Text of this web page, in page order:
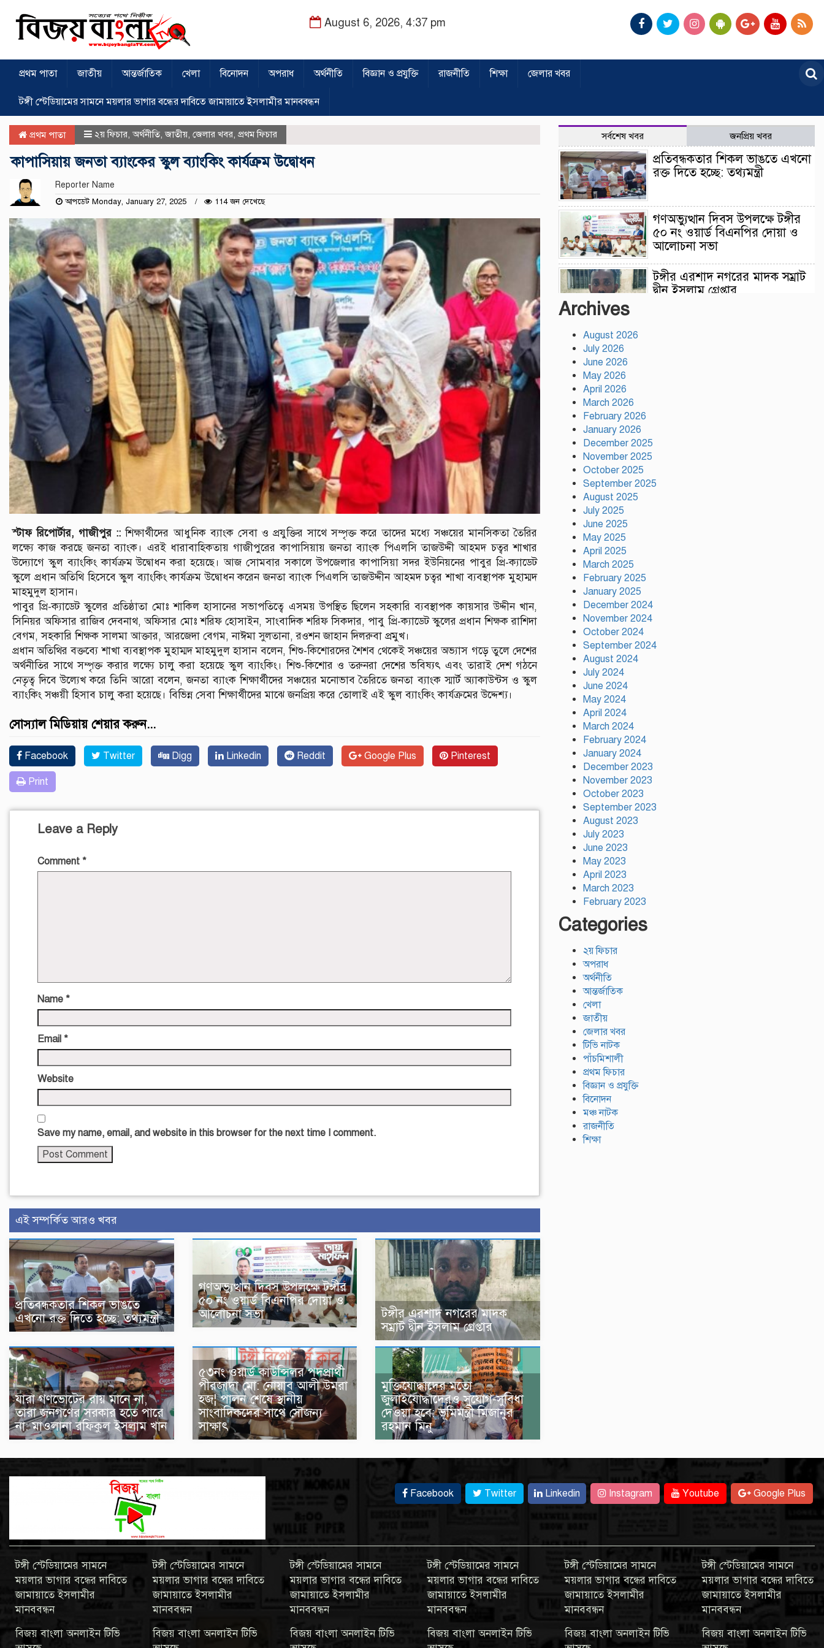
August 6, 2026, 4:37 pm
প্রথম পাতা জাতীয় আন্তর্জাতিক খেলা বিনোদন অপরাধ অর্থনীতি বিজ্ঞান ও প্রযুক্তি রাজনীতি শিক্ষা জেলার খবর
টঙ্গী স্টেডিয়ামের সামনে ময়লার ভাগার বন্ধের দাবিতে জামায়াতে ইসলামীর মানববন্ধন
প্রথম পাতা ২য় ফিচার অর্থনীতি ,জাতীয় জেলার খবর প্রথম ফিচার
কাপাসিয়ায় জনতা ব্যাংকের স্কুল ব্যাংকিং কার্যক্রম উদ্বোধন
Reporter Name
আপডেট Monday, January 27, 2025 114 জন দেখেছে
স্টাফ রিপোর্টার, গাজীপুর :: শিক্ষার্থীদের আধুনিক ব্যাংক সেবা ও প্রযুক্তির সাথে সম্পৃক্ত করে তাদের মধ্যে সঞ্চয়ের মানসিকতা তৈরির
লক্ষ্যে কাজ করছে জনতা ব্যাংক। এরই ধারাবাহিকতায় গাজীপুরের কাপাসিয়ায় জনতা ব্যাংক পিএলসি তাজউদ্দী আহমদ চত্বর শাখার
উদ্যোগে স্কুল ব্যাংকিং কার্যক্রম উদ্বোধন করা হয়েছে। আজ সোমবার সকালে উপজেলার কাপাসিয়া সদর ইউনিয়নের পাবুর প্রি-ক্যাডেট
স্কুলে প্রধান অতিথি হিসেবে স্কুল ব্যাংকিং কার্যক্রম উদ্বোধন করেন জনতা ব্যাংক পিএলসি তাজউদ্দীন আহমদ চত্বর শাখা ব্যবস্থাপক মুহাম্মদ
মাহমুদুল হাসান।
পাবুর প্রি-ক্যাডেট স্কুলের প্রতিষ্ঠাতা মোঃ শাকিল হাসানের সভাপতিত্বে এসময় উপস্থিত ছিলেন সহকারি ব্যবস্থাপক কায়সার উদ্দীন খান,
সিনিয়র অফিসার রাজিব দেবনাথ, অফিসার মোঃ শরিফ হোসাইন, সাংবাদিক শরিফ সিকদার, পাবু প্রি-ক্যাডেট স্কুলের প্রধান শিক্ষক রাশিদা
বেগম, সহকারি শিক্ষক সালমা আক্তার, আরজেদা বেগম, নাঈমা সুলতানা, রওশন জাহান দিলরুবা প্রমুখ।
প্রধান অতিথির বক্তব্যে শাখা ব্যবস্থাপক মুহাম্মদ মাহমুদুল হাসান বলেন, শিশু-কিশোরদের শৈশব থেকেই সঞ্চয়ের অভ্যাস গড়ে তুলে দেশের
অর্থনীতির সাথে সম্পৃক্ত করার লক্ষ্যে চালু করা হয়েছে স্কুল ব্যাংকিং। শিশু-কিশোর ও তরুনরা দেশের ভবিষ্যৎ এবং তারাই দেশ গঠনে
নেতৃত্ব দিবে উল্যেখ করে তিনি আরো বলেন, জনতা ব্যাংক শিক্ষার্থীদের সঞ্চয়ের মনোভাব তৈরিতে জনতা ব্যাংক স্মার্ট অ্যাকাউন্টস ও স্কুল
ব্যাংকিং সঞ্চয়ী হিসাব চালু করা হয়েছে। বিভিন্ন সেবা শিক্ষার্থীদের মাঝে জনপ্রিয় করে তোলাই এই স্কুল ব্যাংকিং কার্যক্রমের উদ্দেশ্য।
সোস্যাল মিডিয়ায় শেয়ার করুন...
Facebook Twitter Digg Linkedin Reddit Google Plus Pinterest
Print
Leave a Reply
Comment *
Name *
Email *
Website
Save my name, email, and website in this browser for the next time I comment.
এই সম্পর্কিত আরও খবর
প্রতিবন্ধকতার শিকল ভাঙতে
এখনো রক্ত দিতে হচ্ছে: তথ্যমন্ত্রী
গণঅভ্যুত্থান দিবস উপলক্ষে টঙ্গীর
৫০ নং ওয়ার্ড বিএনপির দোয়া ও
আলোচনা সভা
টঙ্গীর এরশাদ নগরের মাদক
সম্রাট দ্বীন ইসলাম গ্রেপ্তার
যারা গণভোটের রায় মানে না,
তারা জনগণের সরকার হতে পারে
না: মাওলানা রফিকুল ইসলাম খান
৫৩নং ওয়ার্ড কাউন্সিলর পদপ্রার্থী
পীরজাদা মো: নোয়াব আলী উমরা
হজ¦ পালন শেষে স্থানীয়
সাংবাদিকদের সাথে সৌজন্য
সাক্ষাৎ
মুক্তিযোদ্ধাদের মতো
জুলাইযোদ্ধাদেরও সুযোগ-সুবিধা
দেওয়া হবে: ভূমিমন্ত্রী মিজানুর
রহমান মিনু
সর্বশেষ খবর জনপ্রিয় খবর
প্রতিবন্ধকতার শিকল ভাঙতে এখনো
রক্ত দিতে হচ্ছে: তথ্যমন্ত্রী
গণঅভ্যুত্থান দিবস উপলক্ষে টঙ্গীর
৫০ নং ওয়ার্ড বিএনপির দোয়া ও
আলোচনা সভা
টঙ্গীর এরশাদ নগরের মাদক সম্রাট
দ্বীন ইসলাম গ্রেপ্তার
জুলাইযোদ্ধাদেরও সুযোগ-সুবিধা
Archives
August 2026
July 2026
June 2026
May 2026
April 2026
March 2026
February 2026
January 2026
December 2025
November 2025
October 2025
September 2025
August 2025
July 2025
June 2025
May 2025
April 2025
March 2025
February 2025
January 2025
December 2024
November 2024
October 2024
September 2024
August 2024
July 2024
June 2024
May 2024
April 2024
March 2024
February 2024
January 2024
December 2023
November 2023
October 2023
September 2023
August 2023
July 2023
June 2023
May 2023
April 2023
March 2023
February 2023
Categories
২য় ফিচার
অপরাধ
অর্থনীতি
আন্তর্জাতিক
খেলা
জাতীয়
জেলার খবর
টিভি নাটক
পাঁচমিশালী
প্রথম ফিচার
বিজ্ঞান ও প্রযুক্তি
বিনোদন
মঞ্চ নাটক
রাজনীতি
শিক্ষা
Facebook Twitter Linkedin Instagram Youtube Google Plus
টঙ্গী স্টেডিয়ামের সামনে
ময়লার ভাগার বন্ধের দাবিতে
জামায়াতে ইসলামীর
মানববন্ধন
বিজয় বাংলা অনলাইন টিভি
টঙ্গী স্টেডিয়ামের সামনে
ময়লার ভাগার বন্ধের দাবিতে
জামায়াতে ইসলামীর
মানববন্ধন
বিজয় বাংলা অনলাইন টিভি
টঙ্গী স্টেডিয়ামের সামনে
ময়লার ভাগার বন্ধের দাবিতে
জামায়াতে ইসলামীর
মানববন্ধন
বিজয় বাংলা অনলাইন টিভি
টঙ্গী স্টেডিয়ামের সামনে
ময়লার ভাগার বন্ধের দাবিতে
জামায়াতে ইসলামীর
মানববন্ধন
বিজয় বাংলা অনলাইন টিভি
টঙ্গী স্টেডিয়ামের সামনে
ময়লার ভাগার বন্ধের দাবিতে
জামায়াতে ইসলামীর
মানববন্ধন
বিজয় বাংলা অনলাইন টিভি
টঙ্গী স্টেডিয়ামের সামনে
ময়লার ভাগার বন্ধের দাবিতে
জামায়াতে ইসলামীর
মানববন্ধন
বিজয় বাংলা অনলাইন টিভি